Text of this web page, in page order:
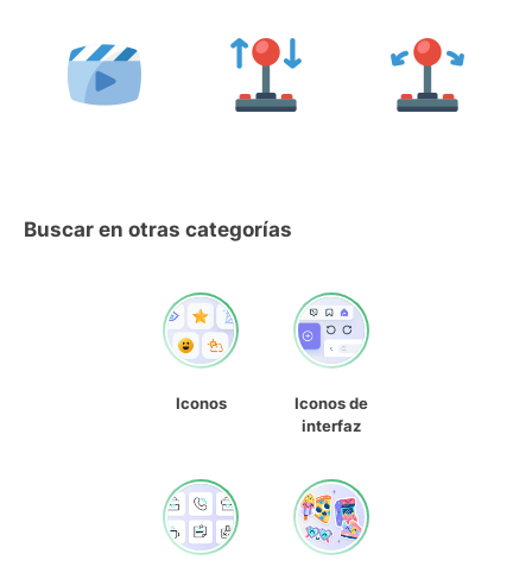
Buscar en otras categorías
Iconos
Iconos de
interfaz